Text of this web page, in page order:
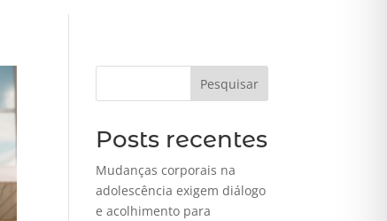
Pesquisar
Posts recentes
Mudanças corporais na
adolescência exigem diálogo
e acolhimento para